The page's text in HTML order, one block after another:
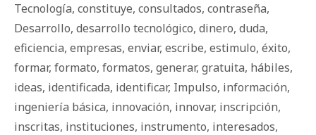
Tecnología, constituye, consultados, contraseña,
Desarrollo, desarrollo tecnológico, dinero, duda,
eficiencia, empresas, enviar, escribe, estimulo, éxito,
formar, formato, formatos, generar, gratuita, hábiles,
ideas, identificada, identificar, Impulso, información,
ingeniería básica, innovación, innovar, inscripción,
inscritas, instituciones, instrumento, interesados,